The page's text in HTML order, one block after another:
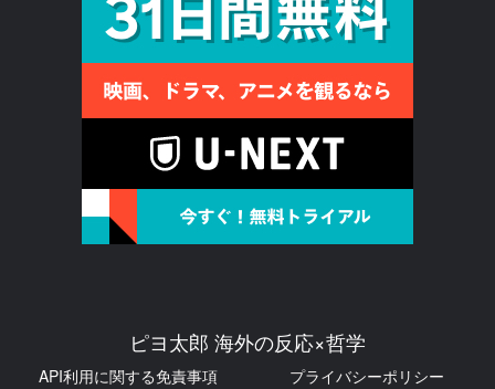
ピヨ太郎 海外の反応×哲学
API利用に関する免責事項 プライバシーポリシー